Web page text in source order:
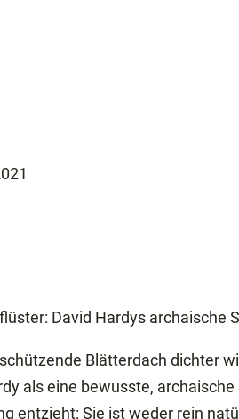
David Hardys archaische
Blätterdach dichter
als eine bewusste,
entzieht: Sie ist weder rein